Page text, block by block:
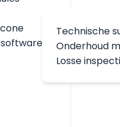
Technische
Onderhoud
Losse